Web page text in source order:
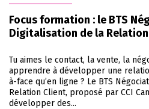
Focus formation : le BTS
Digitalisation de la
Tu aimes le contact, la vente, la
apprendre à développer une
à-face qu’en ligne ? Le BTS
Relation Client, proposé par CCI
développer des...